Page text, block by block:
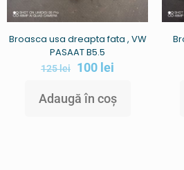
Broasca usa dreapta fata , VW
PASAAT B5.5
125lei 100 lei
Adaugă în coș